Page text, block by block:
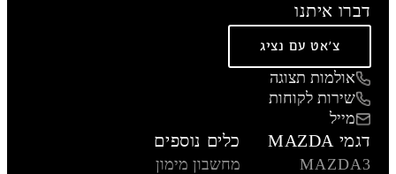
דברו איתנו
צ'אט עם נציג
אולמות תצוגה
שירות לקוחות
מייל
דגמי MAZDA
MAZDA3
כלים נוספים
מחשבון מימון